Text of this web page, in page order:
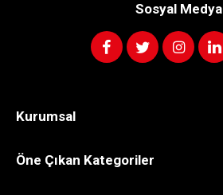
Sosyal Medya
Kurumsal
Öne Çıkan Kategoriler